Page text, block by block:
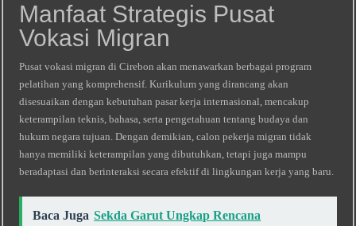
Manfaat Strategis Pusat
Vokasi Migran
Pusat vokasi migran di Cirebon akan menawarkan berbagai program
pelatihan yang komprehensif. Kurikulum yang dirancang akan
disesuaikan dengan kebutuhan pasar kerja internasional, mencakup
keterampilan teknis, bahasa, serta pengetahuan tentang budaya dan
hukum negara tujuan. Dengan demikian, calon pekerja migran tidak
hanya memiliki keterampilan yang dibutuhkan, tetapi juga mampu
beradaptasi dan berinteraksi secara efektif di lingkungan kerja yang baru.
Baca Juga Sekda Garut Ungkap Rencana